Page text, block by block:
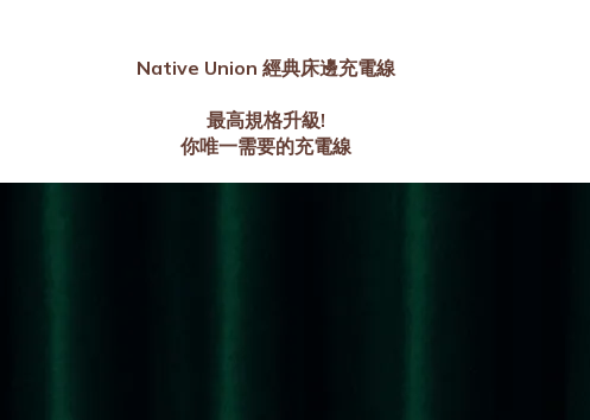
Native Union 經典床邊充電線
最高規格升級!
你唯一需要的充電線